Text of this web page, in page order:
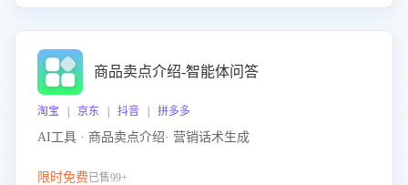
商品卖点介绍-智能体问答
淘宝 | 京东 | 抖音 | 拼多多
AI工具 · 商品卖点介绍· 营销话术生成
限时免费已售99+